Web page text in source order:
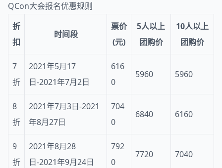
QCon大会报名优惠规则
折
扣
时间段
票价
(元)
5人以上
团购价
10人以上
团购价
7
折
2021年5月17
日-2021年7月2日
616
0
5960 5960
8
折
2021年7月3日-2021
年8月27日
704
0
6840 6160
9
折
2021年8月28
日-2021年9月24日
792
0
7720 7040